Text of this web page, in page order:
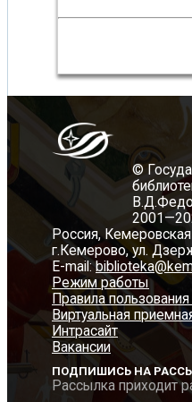
©
Россия,
г.Кемерово, ул.
E-mail:
Режим работы
Правила
Виртуальная
Интрасайт
Вакансии
ПОДПИШИСЬ НА
Рассылка приходит